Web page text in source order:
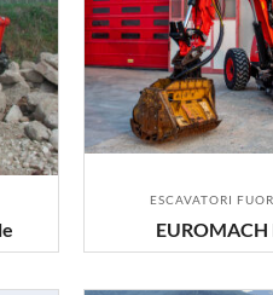
ESCAVATORI
EUROMACH